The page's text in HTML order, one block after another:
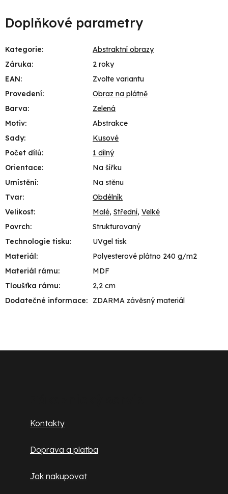
Doplňkové parametry
Kategorie:
Abstraktní obrazy
Záruka:
2 roky
EAN:
Zvolte variantu
Provedení:
Obraz na plátně
Barva:
Zelená
Motiv:
Abstrakce
Sady:
Kusové
Počet dílů:
1 dílný
Orientace:
Na šířku
Umístění:
Na stěnu
Tvar:
Obdélník
Velikost: Malé, Střední, Velké
Povrch:
Strukturovaný
Technologie tisku:
UVgel tisk
Materiál:
Polyesterové plátno 240 g/m2
Materiál rámu:
MDF
Tloušťka rámu:
2,2 cm
Dodatečné informace: ZDARMA závěsný materiál
Kontakty
Doprava a platba
Jak nakupovat